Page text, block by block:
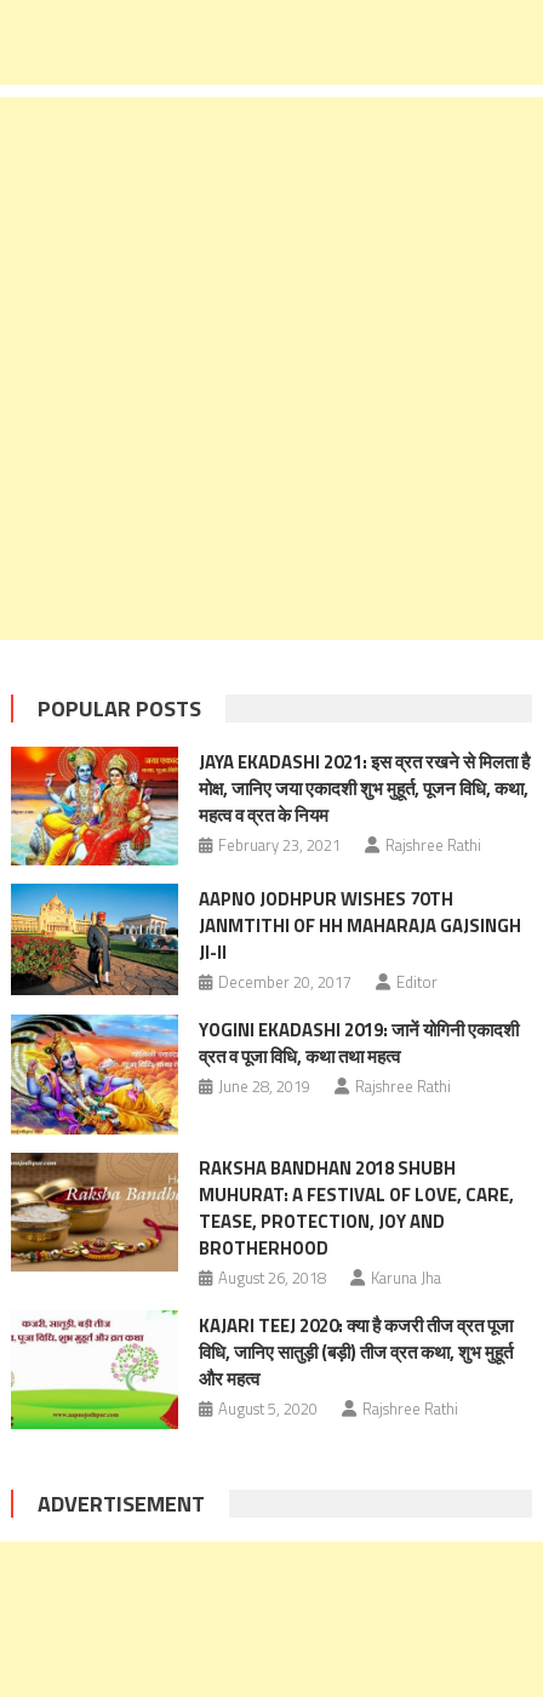
POPULAR POSTS
JAYA EKADASHI 2021: इस व्रत रखने से मिलता है
मोक्ष, जानिए जया एकादशी शुभ मुहूर्त, पूजन विधि, कथा,
महत्व व व्रत के नियम
February 23, 2021 Rajshree Rathi
AAPNO JODHPUR WISHES 70TH
JANMTITHI OF HH MAHARAJA GAJSINGH
JI-II
December 20, 2017 Editor
YOGINI EKADASHI 2019: जानें योगिनी एकादशी
व्रत व पूजा विधि, कथा तथा महत्व
June 28, 2019 Rajshree Rathi
RAKSHA BANDHAN 2018 SHUBH
MUHURAT: A FESTIVAL OF LOVE, CARE,
TEASE, PROTECTION, JOY AND
BROTHERHOOD
August 26, 2018 Karuna Jha
KAJARI TEEJ 2020: क्या है कजरी तीज व्रत पूजा
विधि, जानिए सातुड़ी (बड़ी) तीज व्रत कथा, शुभ मुहूर्त
और महत्व
August 5, 2020 Rajshree Rathi
ADVERTISEMENT